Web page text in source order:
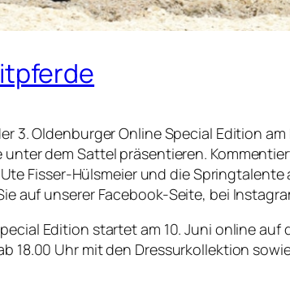
3. Oldenburger Online Special Edition
dem Sattel präsentieren.
Fisser-Hülsmeier und die
auf unserer Facebook-Seite, bei
Edition startet am 10. Juni online
18.00 Uhr mit den Dressurkollektion